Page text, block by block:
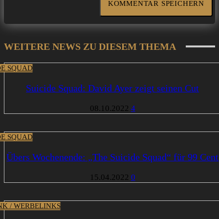
WEITERE NEWS ZU DIESEM THEMA
SQUAD
Suicide Squad: David Ayer zeigt seinen Cut
08.10.2022 4
SQUAD
Übers Wochenende: „The Suicide Squad“ für 99 Cent
15.04.2022 0
/ WERBELINKS